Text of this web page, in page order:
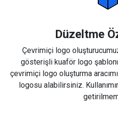
Düzeltme
Çevrimiçi logo
gösterişli kuaför logo
çevrimiçi logo oluşturma
logosu alabilirsiniz.